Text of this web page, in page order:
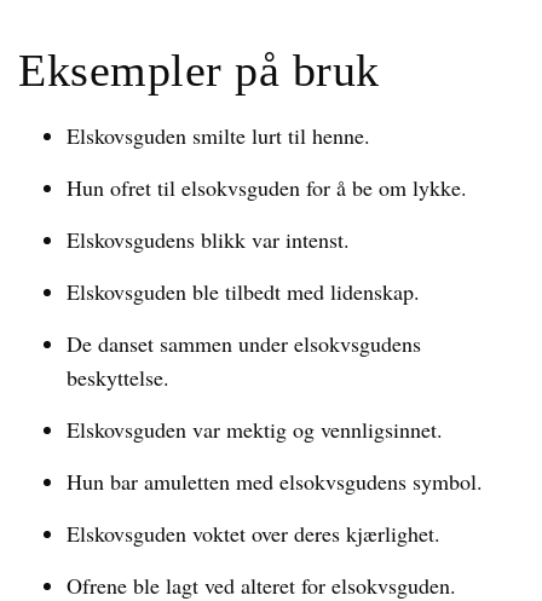
Eksempler på bruk
Elskovsguden smilte lurt til henne.
Hun ofret til elsokvsguden for å be om lykke.
Elskovsgudens blikk var intenst.
Elskovsguden ble tilbedt med lidenskap.
De danset sammen under elsokvsgudens
beskyttelse.
Elskovsguden var mektig og vennligsinnet.
Hun bar amuletten med elsokvsgudens symbol.
Elskovsguden voktet over deres kjærlighet.
Ofrene ble lagt ved alteret for elsokvsguden.